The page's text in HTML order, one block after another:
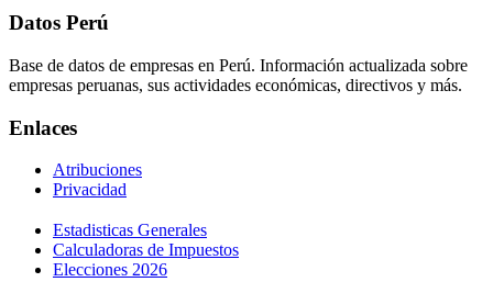
Datos Perú
Base de datos de empresas en Perú. Información actualizada sobre
empresas peruanas, sus actividades económicas, directivos y más.
Enlaces
Atribuciones
Privacidad
Estadisticas Generales
Calculadoras de Impuestos
Elecciones 2026